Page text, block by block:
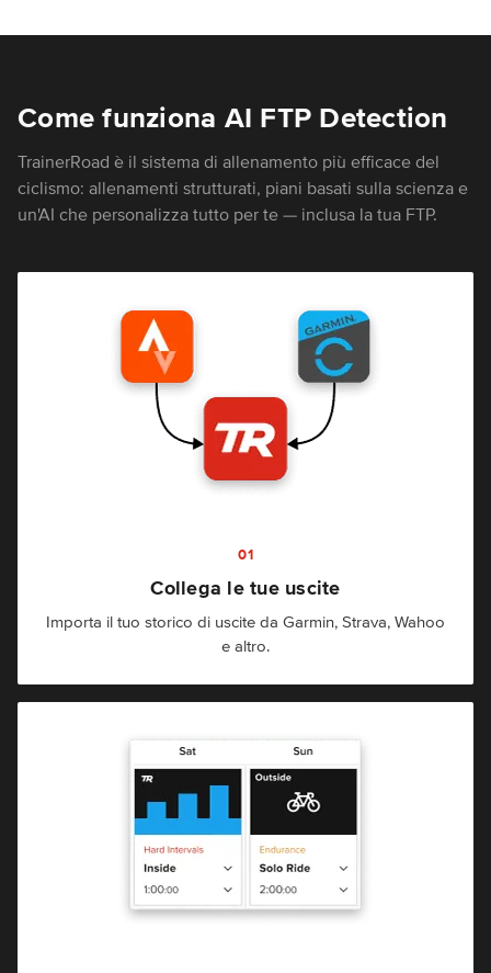
Come funziona AI FTP Detection
TrainerRoad è il sistema di allenamento più efficace del
ciclismo: allenamenti strutturati, piani basati sulla scienza e
un'AI che personalizza tutto per te — inclusa la tua FTP.
01
Collega le tue uscite
Importa il tuo storico di uscite da Garmin, Strava, Wahoo
e altro.